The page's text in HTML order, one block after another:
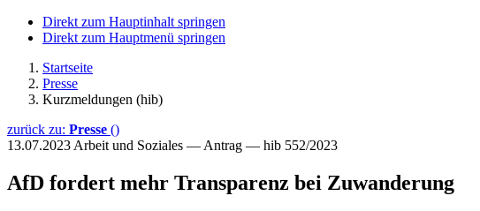
Direkt zum Hauptinhalt springen
Direkt zum Hauptmenü springen
Startseite
Presse
Kurzmeldungen (hib)
zurück zu: Presse ()
13.07.2023 Arbeit und Soziales — Antrag — hib 552/2023
AfD fordert mehr Transparenz bei Zuwanderung